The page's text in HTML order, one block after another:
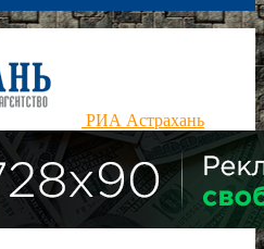
РИА Астрахань